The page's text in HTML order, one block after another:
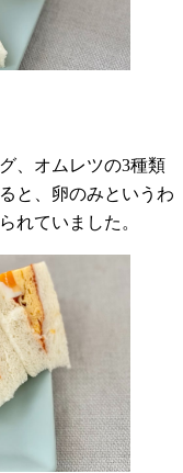
、オムレツの3種類
と、卵のみというわ
れていました。